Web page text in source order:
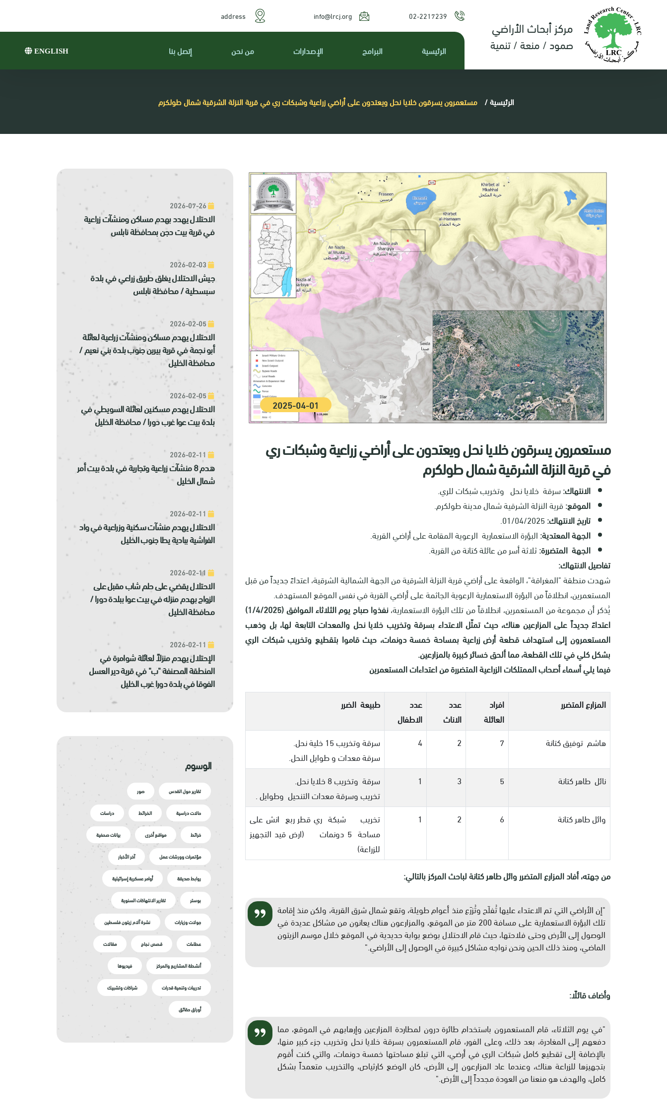
مركز أبحاث الأراضي
صمود / منعة / تنمية
02-2217239
info@lrcj.org
address
الرئيسية البرامج الإصدارات من نحن إتصل بنا ENGLISH
الرئيسية/ مستعمرون يسرقون خلايا نحل ويعتدون على أراضي زراعية وشبكات ري في قرية النزلة الشرقية شمال طولكرم
2025-04-01
مستعمرون يسرقون خلايا نحل ويعتدون على أراضي زراعية وشبكات ري
في قرية النزلة الشرقية شمال طولكرم
الانتهاك:سرقة خلايا نحل وتخريب شبكات للري.
الموقع:قرية النزلة الشرقية شمال مدينة طولكرم.
تاريخ الانتهاك:01/04/2025.
الجهة المعتدية:البؤرة الاستعمارية الرعوية المقامة على أراضي القرية.
الجهة المتضررة:ثلاثة أسر من عائلة كتانة من القرية.
تفاصيل الانتهاك:
شهدت منطقة "المغراقة"، الواقعة على أراضي قرية النزلة الشرقية من الجهة الشمالية الشرقية، اعتداءً جديداً من قبل
المستعمرين، انطلاقاً من البؤرة الاستعمارية الرعوية الجاثمة على أراضي القرية في نفس الموقع المستهدف.
يُذكر أن مجموعة من المستعمرين، انطلاقاً من تلك البؤرة الاستعمارية،
نفذوا صباح يوم الثلاثاء الموافق (1/4/2025)
اعتداءً جديداً على المزارعين هناك، حيث تمثّل الاعتداء بسرقة وتخريب خلايا نحل والمعدات التابعة لها، بل وذهب
المستعمرون إلى استهداف قطعة أرض زراعية بمساحة خمسة دونمات، حيث قاموا بتقطيع وتخريب شبكات الري
بشكل كلي في تلك القطعة، مما ألحق خسائر كبيرة بالمزارعين.
فيما يلي أسماء أصحاب الممتلكات الزراعية المتضررة من اعتداءات المستعمرين
المزارع المتضرر
افراد
العائلة
عدد
الاناث
عدد
الاطفال
طبيعة الضرر
هاشم توفيق كتانة 7
2
4
سرقة وتخريب 15 خلية نحل.
سرقة معدات و طوايل النحل.
نائل طاهر كتانة
5
3
1
سرقة وتخريب 8 خلايا نحل.
تخريب وسرقة معدات التنحيل وطوايل .
وائل طاهر كتانة
6
2
1
تخريب شبكة ري قطر ربع انش على
مساحة 5 دونمات (ارض قيد التجهيز
للزراعة)
من جهته، أفاد المزارع المتضرر وائل طاهر كتانة لباحث المركز بالتالي:
"إن الأراضي التي تم الاعتداء عليها تُفلَح وتُزرَع منذ أعوام طويلة، وتقع شمال شرق القرية، ولكن منذ إقامة
تلك البؤرة الاستعمارية على مسافة 200 متر من الموقع، والمزارعون هناك يعانون من مشاكل عديدة في
الوصول إلى الأرض وحتى فلاحتها، حيث قام الاحتلال بوضع بوابة حديدية في الموقع خلال موسم الزيتون
الماضي، ومنذ ذلك الحين ونحن نواجه مشاكل كبيرة في الوصول إلى الأراضي".
وأضاف قائلًا:
"في يوم الثلاثاء، قام المستعمرون باستخدام طائرة درون لمطاردة المزارعين وإرهابهم في الموقع، مما
دفعهم إلى المغادرة، بعد ذلك، وعلى الفور، قام المستعمرون بسرقة خلايا نحل وتخريب جزء كبير منها،
بالإضافة إلى تقطيع كامل شبكات الري في أرضي، التي تبلغ مساحتها خمسة دونمات، والتي كنت أقوم
بتجهيزها للزراعة هناك، وعندما عاد المزارعون إلى الأرض، كان الوضع كارثياص، والتخريب متعمداً بشكل
كامل، والهدف هو منعنا من العودة مجدداً إلى الأرض".
الاحتلال يهدد بهدم مساكن ومنشآت زراعية
في قرية بيت دجن بمحافظة نابلس
جيش الاحتلال يغلق طريق زراعي في بلدة
سبسطية / محافظة نابلس
الاحتلال يهدم مساكن ومنشآت زراعية لعائلة
أبو نجمة في قرية بيرين جنوب بلدة بني نعيم /
محافظة الخليل
الاحتلال يهدم مسكنين لعائلة السويطي في
بلدة بيت عوا غرب دورا / محافظة الخليل
هدم 8 منشآت زراعية وتجارية في بلدة بيت أمر
شمال الخليل
الاحتلال يهدم منشآت سكنية وزراعية في واد
الفراشية ببادية يطا جنوب الخليل
الاحتلال يقضي على حلم شاب مقبل على
الزواج بهدم منزله في بيت عوا ببلدة دورا /
محافظة الخليل
الإحتلال يهدم منزلاً لعائلة شوامرة في
المنطقة المصنفة "ب" في قرية دير العسل
الفوقا في بلدة دورا غرب الخليل
الوسوم
تقارير حول القدس صور
حالات دراسية الخرائط دراسات
خرائط مواقع أخرى بيانات صحفية
مؤتمرات وورشات عمل آخر الأخبار
روابط صديقة أوامر عسكرية إسرائيلية
بوستر تقارير الانتهاكات السنوية
جولات وزيارات نشرة آلام زيتون فلسطين
عطاءات قصص نجاح مقالات
أنشطة المشاريع والمركز فيديوها
تدريبات وتنمية قدرات شراكات وتشبيك
أوراق حقائق